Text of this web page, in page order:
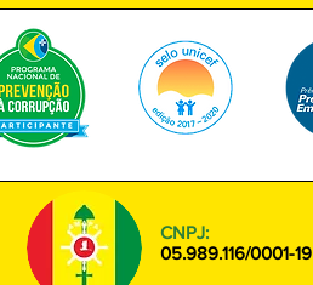
CNPJ:
05.989.116/0001-19